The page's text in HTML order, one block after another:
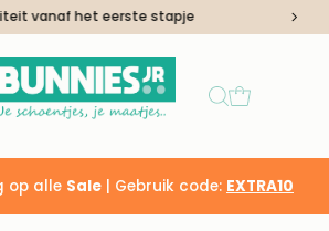
vanaf het eerste stapje
op alle Sale | Gebruik code: EXTRA10